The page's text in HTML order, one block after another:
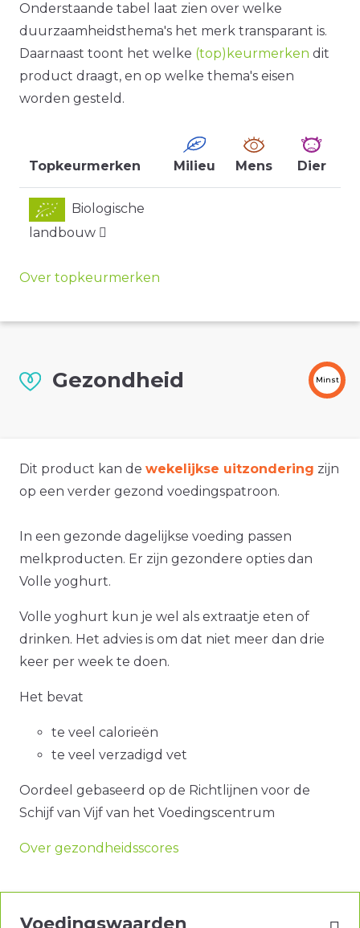
Onderstaande tabel laat zien over welke
duurzaamheidsthema's het merk transparant is.
Daarnaast toont het welke (top)keurmerken dit
product draagt, en op welke thema's eisen
worden gesteld.
Topkeurmerken Milieu Mens Dier
Biologische
landbouw
Over topkeurmerken
Gezondheid Minst
Dit product kan de wekelijkse uitzondering zijn
op een verder gezond voedingspatroon.
In een gezonde dagelijkse voeding passen
melkproducten. Er zijn gezondere opties dan
Volle yoghurt.
Volle yoghurt kun je wel als extraatje eten of
drinken. Het advies is om dat niet meer dan drie
keer per week te doen.
Het bevat
te veel calorieën
te veel verzadigd vet
Oordeel gebaseerd op de Richtlijnen voor de
Schijf van Vijf van het Voedingscentrum
Over gezondheidsscores
Voedingswaarden